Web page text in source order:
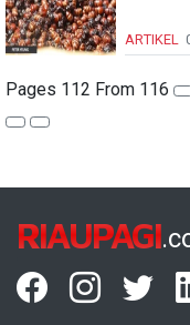
ARTIKEL
Pages 112 From 116
RIAUPAGI